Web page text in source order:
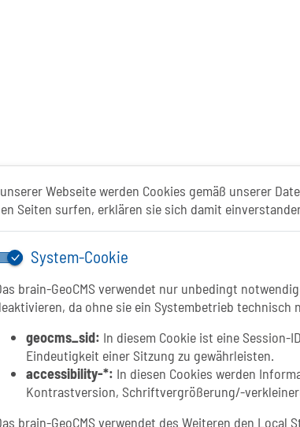
Webseite werden Cookies gemäß unserer
Seiten surfen, erklären sie sich damit
System-Cookie
brain-GeoCMS verwendet nur unbedingt
da ohne sie ein Systembetrieb technisch
geocms_sid: In diesem Cookie ist eine Session-
Eindeutigkeit einer Sitzung zu gewährleisten.
accessibility-*: In diesen Cookies werden
Kontrastversion, Schriftvergrößerung/-
brain-GeoCMS verwendet des Weiteren den
Das Tourismusportal ist ein
Folgt